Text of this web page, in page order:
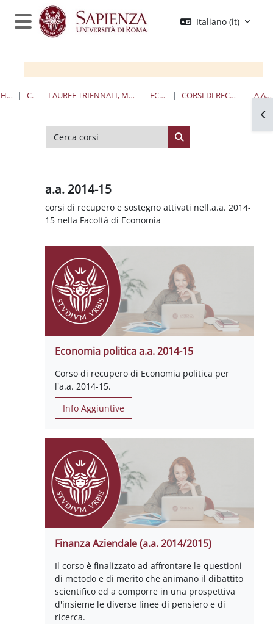
Vai al contenuto principale
Pannello laterale
Italiano ‎(it)‎
HOME CORSI LAUREE TRIENNALI, MAGISTRALI, A CICLO UNICO ECONOMIA CORSI DI RECUPERO E SOSTEGNO A.A. 2014-15
Cerca corsi
Cerca corsi
a.a. 2014-15
corsi di recupero e sostegno attivati nell.a.a. 2014-
15 nella Facoltà di Economia
Economia politica a.a. 2014-15
Corso di recupero di Economia politica per
l'a.a. 2014-15.
Info Aggiuntive
Finanza Aziendale (a.a. 2014/2015)
Il corso è finalizzato ad affrontare le questioni
di metodo e di merito che animano il dibattito
scientifico ed a comporre in una prospettiva
d'insieme le diverse linee di pensiero e di
ricerca.